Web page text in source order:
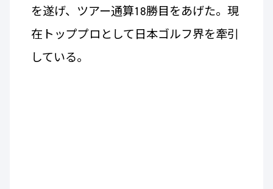
を遂げ、ツアー通算18勝目をあげた。現
在トッププロとして日本ゴルフ界を牽引
している。